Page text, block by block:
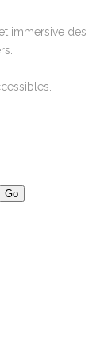
immersive des